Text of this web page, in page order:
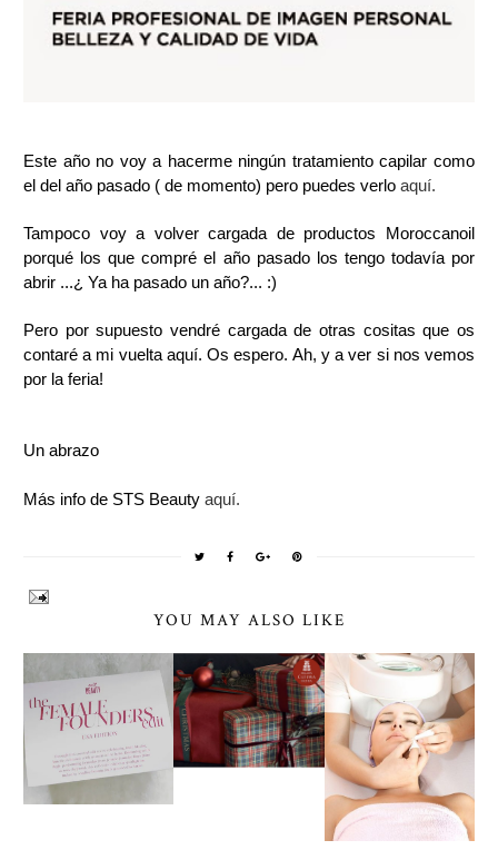
Este año no voy a hacerme ningún tratamiento capilar como
el del año pasado ( de momento) pero puedes verlo aquí.
Tampoco voy a volver cargada de productos Moroccanoil
porqué los que compré el año pasado los tengo todavía por
abrir ...¿ Ya ha pasado un año?... :)
Pero por supuesto vendré cargada de otras cositas que os
contaré a mi vuelta aquí. Os espero. Ah, y a ver si nos vemos
por la feria!
Un abrazo
Más info de STS Beauty aquí.
YOU MAY ALSO LIKE